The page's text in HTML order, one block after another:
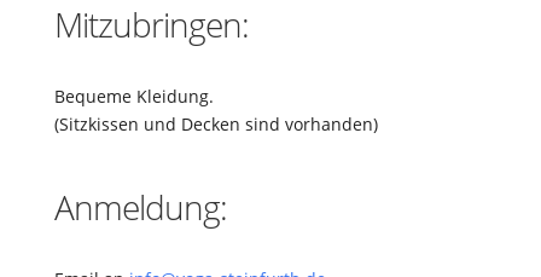
Mitzubringen:
Bequeme Kleidung.
(Sitzkissen und Decken sind vorhanden)
Anmeldung: